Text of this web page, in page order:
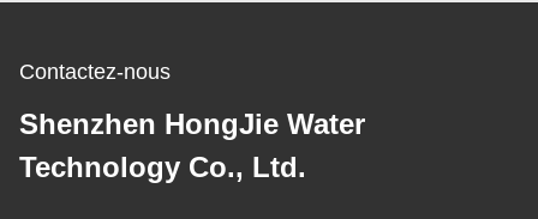
Contactez-nous
Shenzhen HongJie Water
Technology Co., Ltd.